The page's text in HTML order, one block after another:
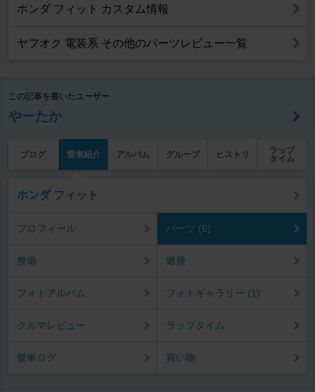
ホンダ フィット カスタム情報
ヤフオク 電装系 その他のパーツレビュー一覧
この記事を書いたユーザー
やーたか
ブログ 愛車紹介 アルバム グループ ヒストリ
ラップ
タイム
ホンダ フィット
プロフィール パーツ (6)
整備 燃費
フォトアルバム フォトギャラリー (1)
クルマレビュー ラップタイム
愛車ログ 買い物